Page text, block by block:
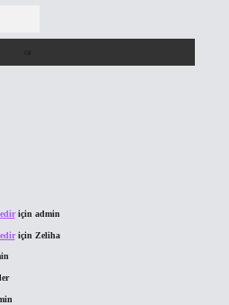
için admin
için Zeliha